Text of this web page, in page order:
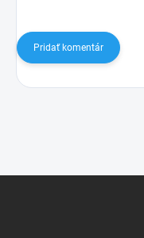
Pridať komentár